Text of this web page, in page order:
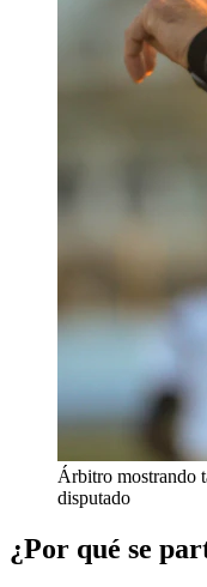
Árbitro mostrando
disputado
¿Por qué se